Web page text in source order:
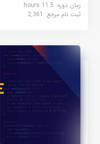
زمان دوره: 11.5 hours
ثبت نام مرجع:2,361